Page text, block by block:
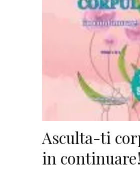
Asculta-ti
in continuare!